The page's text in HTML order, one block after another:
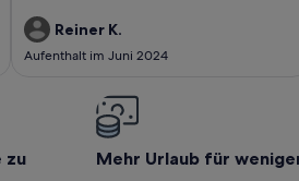
Reiner K.
Aufenthalt im Juni 2024
zu
Mehr Urlaub für